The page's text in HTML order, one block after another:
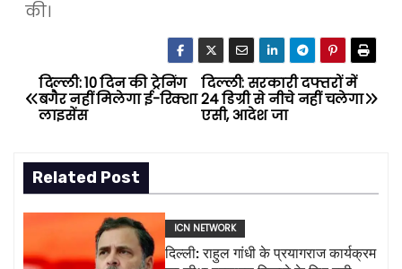
की।
P
o
s
t
n
दिल्ली: सरकारी दफ्तरों में
24 डिग्री से नीचे नहीं चलेगा
एसी, आदेश जा
दिल्ली: 10 दिन की ट्रेनिंग
बगैर नहीं मिलेगा ई-रिक्शा
लाइसेंस
Related Post
ICN NETWORK
दिल्ली: राहुल गांधी के प्रयागराज कार्यक्रम